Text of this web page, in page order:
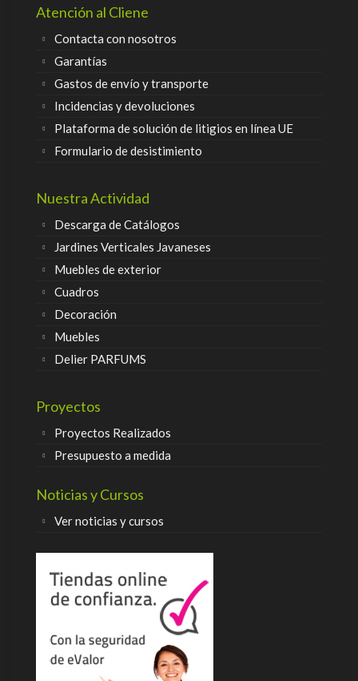
Atención al Cliene
Contacta con nosotros
Garantías
Gastos de envío y transporte
Incidencias y devoluciones
Plataforma de solución de litigios en línea UE
Formulario de desistimiento
Nuestra Actividad
Descarga de Catálogos
Jardines Verticales Javaneses
Muebles de exterior
Cuadros
Decoración
Muebles
Delier PARFUMS
Proyectos
Proyectos Realizados
Presupuesto a medida
Noticias y Cursos
Ver noticias y cursos